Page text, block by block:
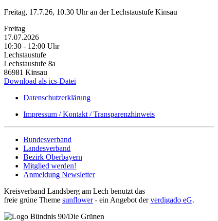
Freitag, 17.7.26, 10.30 Uhr an der Lechstaustufe Kinsau
Freitag
17.07.2026
10:30 ‐ 12:00 Uhr
Lechstaustufe
Lechstaustufe 8a
86981 Kinsau
Download als ics-Datei
Datenschutzerklärung
Impressum / Kontakt / Transparenzhinweis
Bundesverband
Landesverband
Bezirk Oberbayern
Mitglied werden!
Anmeldung Newsletter
Kreisverband Landsberg am Lech benutzt das
freie grüne Theme sunflower‐ ein Angebot derverdigado eG.